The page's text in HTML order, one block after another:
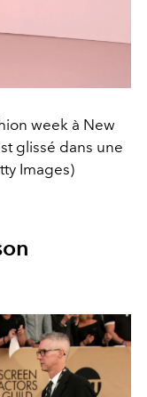
week à New
glissé dans une
Images)